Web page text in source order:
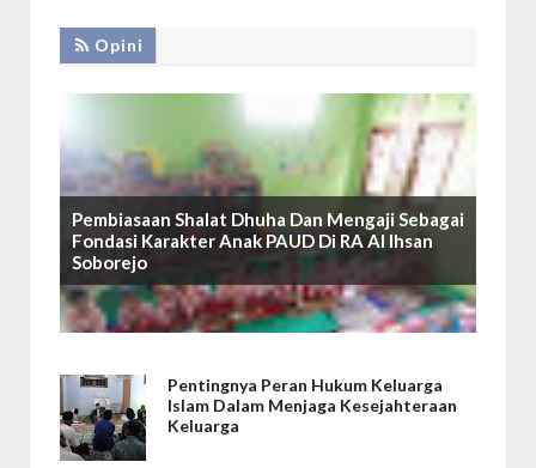
Opini
Pembiasaan Shalat Dhuha Dan Mengaji Sebagai
Fondasi Karakter Anak PAUD Di RA Al Ihsan
Soborejo
Pentingnya Peran Hukum Keluarga
Islam Dalam Menjaga Kesejahteraan
Keluarga